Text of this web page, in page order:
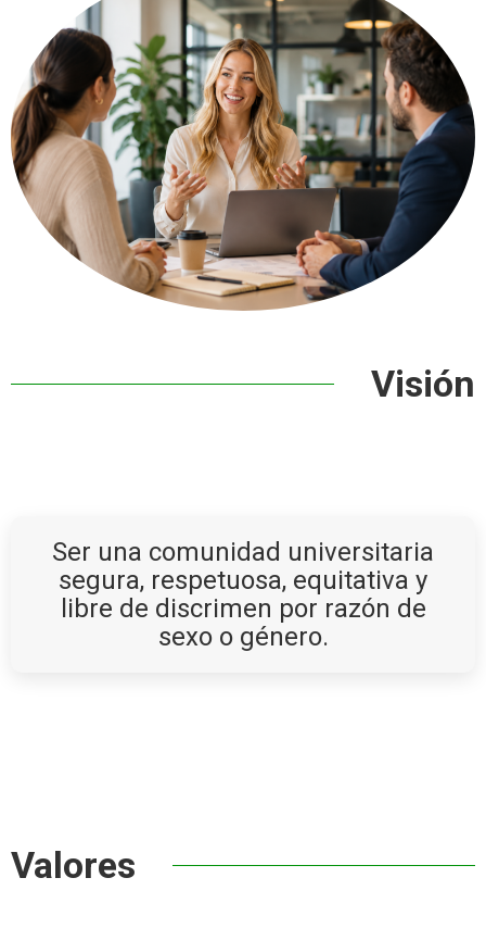
Visión
Ser una comunidad universitaria
segura, respetuosa, equitativa y
libre de discrimen por razón de
sexo o género.
Valores